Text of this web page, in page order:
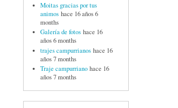
Moitas gracias por tus
animos hace 16 años 6
months
Galería de fotos hace 16
años 6 months
trajes campurrianos hace 16
años 7 months
Traje campurriano hace 16
años 7 months